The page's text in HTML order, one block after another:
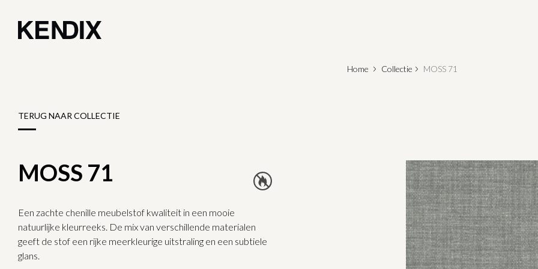
Home Collectie MOSS 71
TERUG NAAR COLLECTIE
MOSS 71
Een zachte chenille meubelstof kwaliteit in een mooie
natuurlijke kleurreeks. De mix van verschillende materialen
geeft de stof een rijke meerkleurige uitstraling en een subtiele
glans.